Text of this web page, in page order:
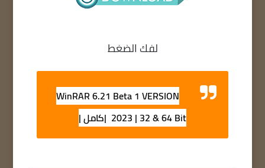
لفك الضغط
WinRAR 6.21 Beta 1 VERSION
2023 | 32 & 64 Bit |كامل |